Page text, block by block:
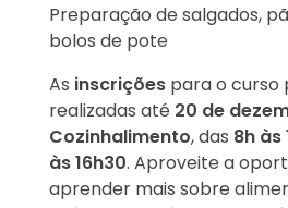
Preparação de salgados,
bolos de pote
As inscrições para o curso
realizadas até 20 de
Cozinhalimento, das 8h às
às 16h30. Aproveite a
aprender mais sobre